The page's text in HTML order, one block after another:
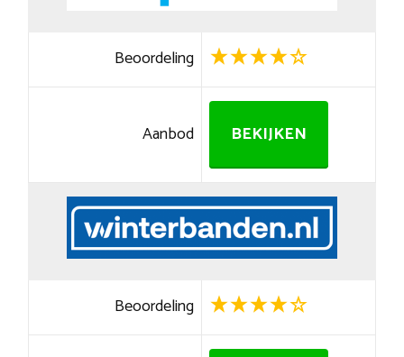
Beoordeling
Aanbod BEKIJKEN
Beoordeling